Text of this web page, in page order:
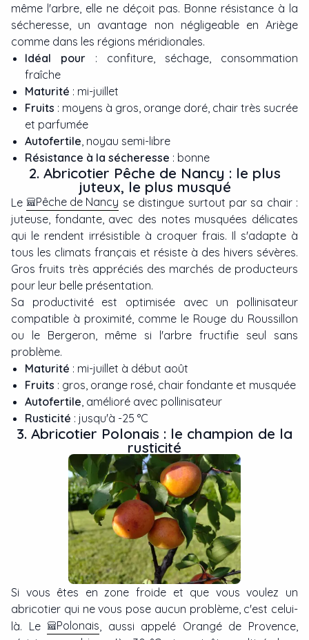
même l'arbre, elle ne déçoit pas. Bonne résistance à la
sécheresse, un avantage non négligeable en Ariège
comme dans les régions méridionales.
Idéal pour : confiture, séchage, consommation
fraîche
Maturité : mi-juillet
Fruits : moyens à gros, orange doré, chair très sucrée
et parfumée
Autofertile, noyau semi-libre
Résistance à la sécheresse : bonne
2. Abricotier Pêche de Nancy : le plus
juteux, le plus musqué
Le Pêche de Nancy se distingue surtout par sa chair :
juteuse, fondante, avec des notes musquées délicates
qui le rendent irrésistible à croquer frais. Il s'adapte à
tous les climats français et résiste à des hivers sévères.
Gros fruits très appréciés des marchés de producteurs
pour leur belle présentation.
Sa productivité est optimisée avec un pollinisateur
compatible à proximité, comme le Rouge du Roussillon
ou le Bergeron, même si l'arbre fructifie seul sans
problème.
Maturité : mi-juillet à début août
Fruits : gros, orange rosé, chair fondante et musquée
Autofertile, amélioré avec pollinisateur
Rusticité : jusqu'à -25 °C
3. Abricotier Polonais : le champion de la
rusticité
Si vous êtes en zone froide et que vous voulez un
abricotier qui ne vous pose aucun problème, c'est celui-
là. Le
Polonais , aussi appelé Orangé de Provence,